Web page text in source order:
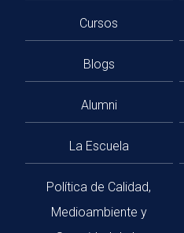
Cursos
Blogs
Alumni
La Escuela
Política de Calidad,
Medioambiente y